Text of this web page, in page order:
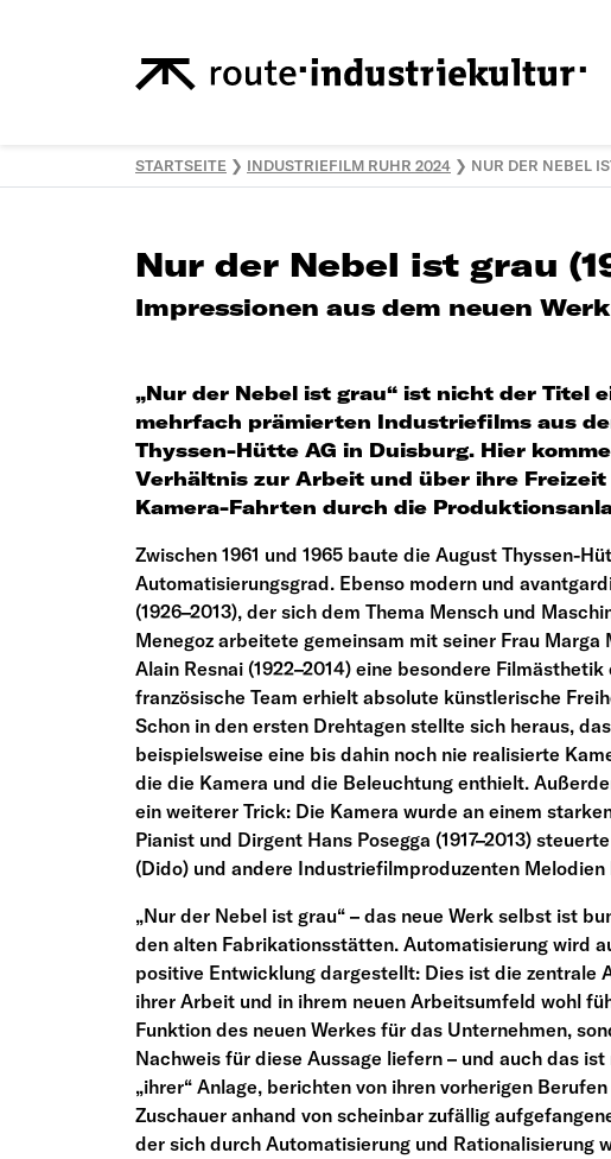
STARTSEITE ❯ INDUSTRIEFILM RUHR 2024 ❯ NUR DER NEBEL
Nur der Nebel ist grau
Impressionen aus dem neuen
„Nur der Nebel ist grau“ ist nicht der Titel
mehrfach prämierten Industriefilms aus
Thyssen-Hütte AG in Duisburg. Hier
Verhältnis zur Arbeit und über ihre
Kamera-Fahrten durch die
Zwischen 1961 und 1965 baute die August Thyssen-
Automatisierungsgrad. Ebenso modern und
(1926–2013), der sich dem Thema Mensch und
Menegoz arbeitete gemeinsam mit seiner Frau Marga
Alain Resnai (1922–2014) eine besondere
französische Team erhielt absolute künstlerische
Schon in den ersten Drehtagen stellte sich heraus,
beispielsweise eine bis dahin noch nie realisierte
die die Kamera und die Beleuchtung enthielt.
ein weiterer Trick: Die Kamera wurde an einem
Pianist und Dirgent Hans Posegga (1917–2013)
(Dido) und andere Industriefilmproduzenten
„Nur der Nebel ist grau“ – das neue Werk selbst ist
den alten Fabrikationsstätten. Automatisierung wird
positive Entwicklung dargestellt: Dies ist die zentrale
ihrer Arbeit und in ihrem neuen Arbeitsumfeld wohl
Funktion des neuen Werkes für das Unternehmen,
Nachweis für diese Aussage liefern – und auch das
„ihrer“ Anlage, berichten von ihren vorherigen
Zuschauer anhand von scheinbar zufällig
der sich durch Automatisierung und Rationalisierung